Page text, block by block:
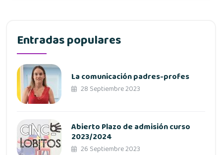
Entradas populares
La comunicación padres-profes
28 Septiembre 2023
Abierto Plazo de admisión curso
2023/2024
26 Septiembre 2023